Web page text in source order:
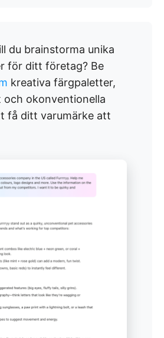
du brainstorma unika
för ditt företag? Be
kreativa färgpaletter,
okonventionella
få ditt varumärke att